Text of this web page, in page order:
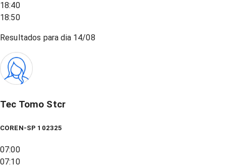
18:40
18:50
Resultados para dia 14/08
Tec Tomo Stcr
COREN-SP 102325
07:00
07:10